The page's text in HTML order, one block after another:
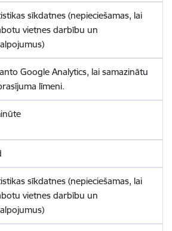
sīkdatnes (nepieciešamas, lai
vietnes darbību un
Google Analytics, lai samazinātu
līmeni.
sīkdatnes (nepieciešamas, lai
vietnes darbību un